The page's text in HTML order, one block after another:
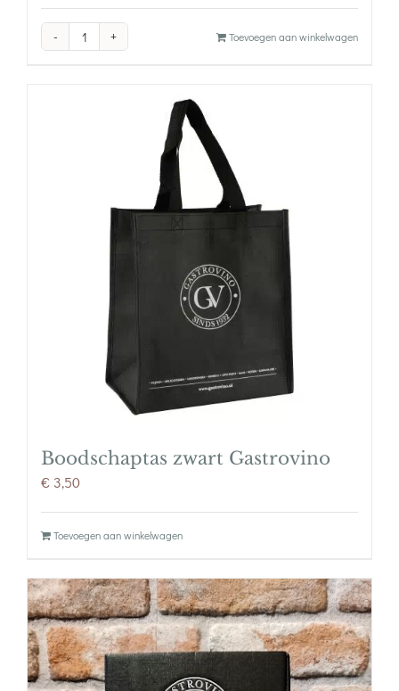
Bonbons
Toevoegen aan winkelwagen
Boodschaptas zwart Gastrovino
€ 3,50
Toevoegen aan winkelwagen